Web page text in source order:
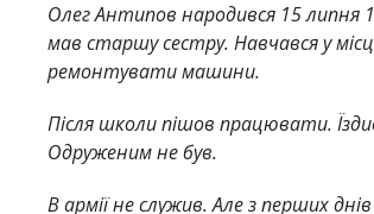
Олег Антипов народився 15 липня
мав старшу сестру. Навчався у
ремонтувати машини.
Після школи пішов працювати.
Одруженим не був.
В армії не служив. Але з перших